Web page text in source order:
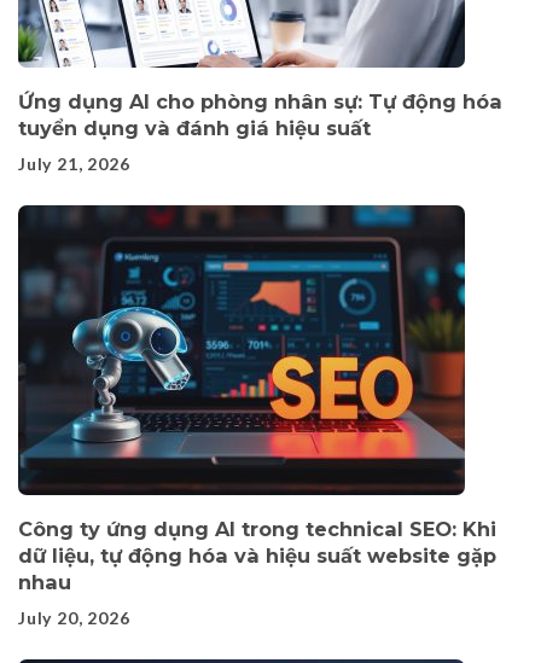
Ứng dụng AI cho phòng nhân sự: Tự động hóa
tuyển dụng và đánh giá hiệu suất
July 21, 2026
Công ty ứng dụng AI trong technical SEO: Khi
dữ liệu, tự động hóa và hiệu suất website gặp
nhau
July 20, 2026